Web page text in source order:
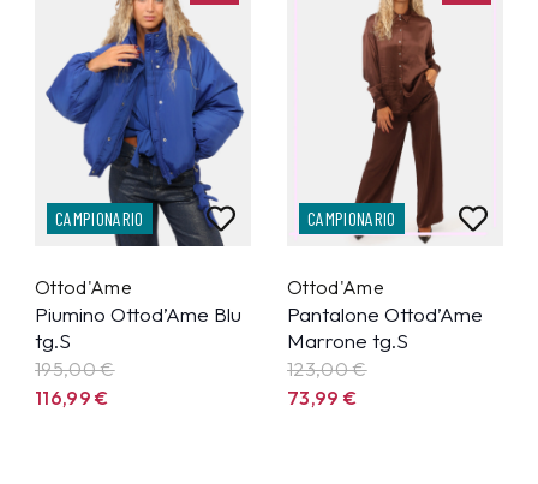
CAMPIONARIO
Ottod'Ame
Piumino Ottod’Ame Blu
tg.S
195,00 €
116,99€
CAMPIONARIO
Ottod'Ame
Pantalone Ottod’Ame
Marrone tg.S
123,00 €
73,99€